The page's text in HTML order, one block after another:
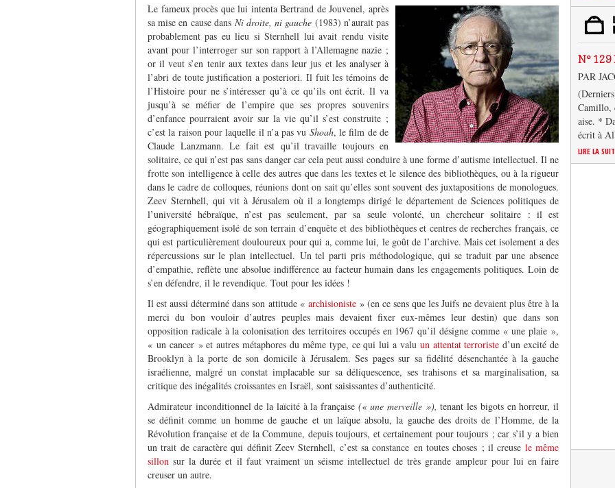
Le fameux procès que lui intenta Bertrand de Jouvenel, après
sa mise en cause dans Ni droite, ni gauche (1983) n’aurait pas
probablement pas eu lieu si Sternhell lui avait rendu visite
avant pour l’interroger sur son rapport à l’Allemagne nazie ;
or il veut s’en tenir aux textes dans leur jus et les analyser à
l’abri de toute justification a posteriori. Il fuit les témoins de
l’Histoire pour ne s’intéresser qu’à ce qu’ils ont écrit. Il va
jusqu’à se méfier de l’empire que ses propres souvenirs
d’enfance pourraient avoir sur la vie qu’il s’est construite ;
c’est la raison pour laquelle il n’a pas vu Shoah, le film de de
Claude Lanzmann. Le fait est qu’il travaille toujours en
solitaire, ce qui n’est pas sans danger car cela peut aussi conduire à une forme d’autisme intellectuel. Il ne
frotte son intelligence à celle des autres que dans les textes et le silence des bibliothèques, ou à la rigueur
dans le cadre de colloques, réunions dont on sait qu’elles sont souvent des juxtapositions de monologues.
Zeev Sternhell, qui vit à Jérusalem où il a longtemps dirigé le département de Sciences politiques de
l’université hébraïque, n’est pas seulement, par sa seule volonté, un chercheur solitaire : il est
géographiquement isolé de son terrain d’enquête et des bibliothèques et centres de recherches français, ce
qui est particulièrement douloureux pour qui a, comme lui, le goût de l’archive. Mais cet isolement a des
répercussions sur le plan intellectuel. Un tel parti pris méthodologique, qui se traduit par une absence
d’empathie, reflète une absolue indifférence au facteur humain dans les engagements politiques. Loin de
s’en défendre, il le revendique. Tout pour les idées !
Il est aussi déterminé dans son attitude «archisioniste» (en ce sens que les Juifs ne devaient plus être à la
merci du bon vouloir d’autres peuples mais devaient fixer eux-mêmes leur destin) que dans son
opposition radicale à la colonisation des territoires occupés en 1967 qu’il désigne comme « une plaie »,
« un cancer » et autres métaphores du même type, ce qui lui a valu un attentat terroriste d’un excité de
Brooklyn à la porte de son domicile à Jérusalem. Ses pages sur sa fidélité désenchantée à la gauche
israélienne, malgré un constat implacable sur sa déliquescence, ses trahisons et sa marginalisation, sa
critique des inégalités croissantes en Israël, sont saisissantes d’authenticité.
Admirateur inconditionnel de la laïcité à la française (« une merveille »), tenant les bigots en horreur, il
se définit comme un homme de gauche et un laïque absolu, la gauche des droits de l’Homme, de la
Révolution française et de la Commune, depuis toujours, et certainement pour toujours ; car s’il y a bien
un trait de caractère qui définit Zeev Sternhell, c’est sa constance en toutes choses ; il creuse le même
sillon sur la durée et il faut vraiment un séisme intellectuel de très grande ampleur pour lui en faire
creuser un autre.
N°
PAR
Camillo,
aise. *
écrit à
LIRE LA